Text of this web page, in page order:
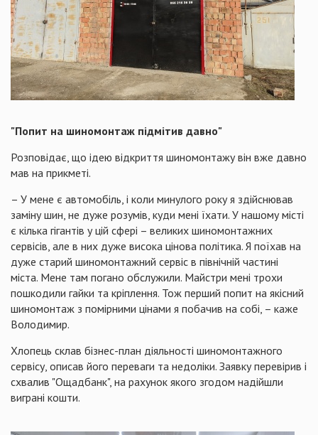
"Попит на шиномонтаж підмітив давно"
Розповідає, що ідею відкриття шиномонтажу він вже давно
мав на прикметі.
– У мене є автомобіль, і коли минулого року я здійснював
заміну шин, не дуже розумів, куди мені їхати. У нашому місті
є кілька гігантів у цій сфері – великих шиномонтажних
сервісів, але в них дуже висока цінова політика. Я поїхав на
дуже старий шиномонтажний сервіс в північній частині
міста. Мене там погано обслужили. Майстри мені трохи
пошкодили гайки та кріплення. Тож перший попит на якісний
шиномонтаж з помірними цінами я побачив на собі, – каже
Володимир.
Хлопець склав бізнес-план діяльності шиномонтажного
сервісу, описав його переваги та недоліки. Заявку перевірив і
схвалив "Ощадбанк", на рахунок якого згодом надійшли
виграні кошти.